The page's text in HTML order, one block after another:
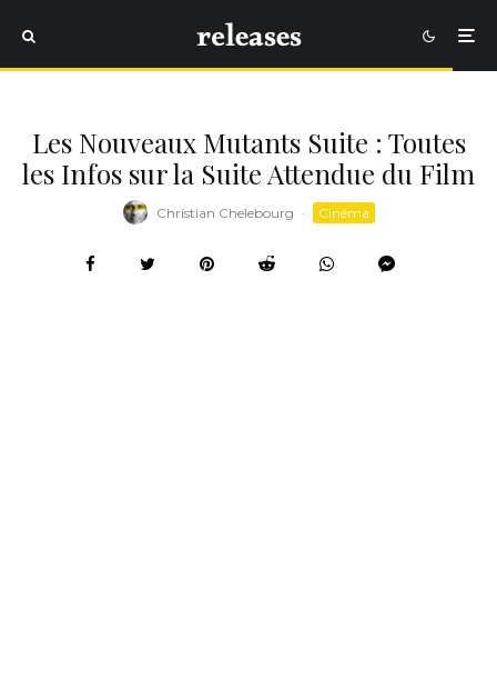
Les Nouveaux Mutants Suite : Toutes
les Infos sur la Suite Attendue du Film
Christian Chelebourg · Cinéma